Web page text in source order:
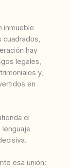
inmueble
hay
legales,
y,
en
el
esa unión: